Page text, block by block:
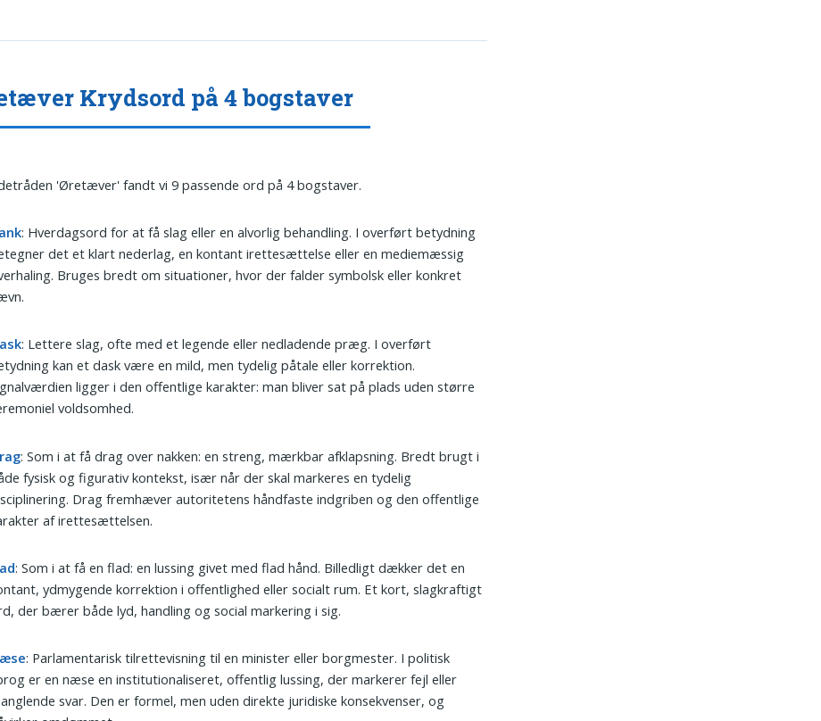
Krydsord på 4 bogstaver
'Øretæver' fandt vi 9 passende ord på 4 bogstaver.
: Hverdagsord for at få slag eller en alvorlig behandling. I overført betydning
det et klart nederlag, en kontant irettesættelse eller en mediemæssig
Bruges bredt om situationer, hvor der falder symbolsk eller konkret
: Lettere slag, ofte med et legende eller nedladende præg. I overført
kan et dask være en mild, men tydelig påtale eller korrektion.
ligger i den offentlige karakter: man bliver sat på plads uden større
voldsomhed.
: Som i at få drag over nakken: en streng, mærkbar afklapsning. Bredt brugt i
fysisk og figurativ kontekst, især når der skal markeres en tydelig
Drag fremhæver autoritetens håndfaste indgriben og den offentlige
af irettesættelsen.
: Som i at få en flad: en lussing givet med flad hånd. Billedligt dækker det en
ydmygende korrektion i offentlighed eller socialt rum. Et kort, slagkraftigt
der bærer både lyd, handling og social markering i sig.
: Parlamentarisk tilrettevisning til en minister eller borgmester. I politisk
er en næse en institutionaliseret, offentlig lussing, der markerer fejl eller
svar. Den er formel, men uden direkte juridiske konsekvenser, og